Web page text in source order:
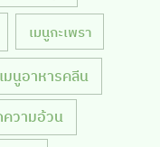
เมนูกะเพรา
เมนูอาหารคลีน
ความอ้วน